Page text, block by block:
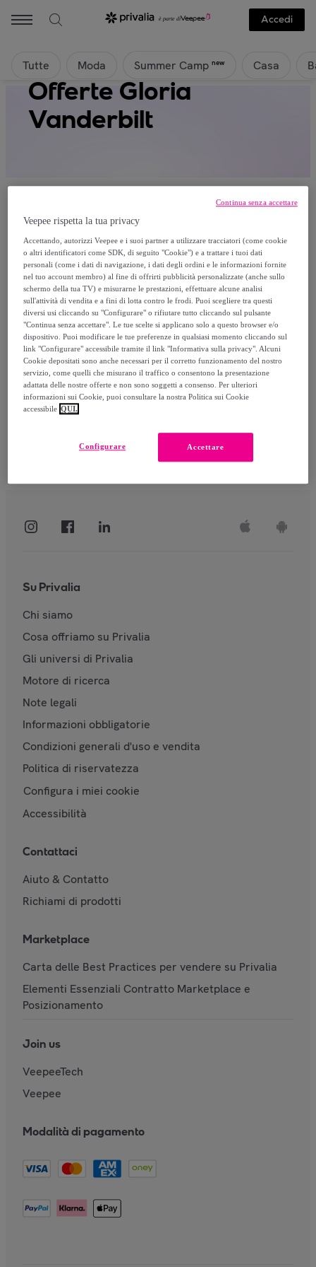
Accedi
Tutte Moda Summer Camp new Casa
Offerte Gloria
Vanderbilt
Attualmente non è disponibile alcun
prodotto.
Registrati e accedi a tutti i prodotti visibili ai nostri
membri.
Accedi
Su Privalia
Chi siamo
Cosa offriamo su Privalia
Gli universi di Privalia
Motore di ricerca
Note legali
Informazioni obbligatorie
Condizioni generali d'uso e vendita
Politica di riservatezza
Configura i miei cookie
Accessibilità
Contattaci
Aiuto & Contatto
Richiami di prodotti
Marketplace
Carta delle Best Practices per vendere su Privalia
Elementi Essenziali Contratto Marketplace e
Posizionamento
Join us
VeepeeTech
Veepee
Modalità di pagamento
Veepee rispetta la tua privacy
Accettando, autorizzi Veepee e i suoi partner a utilizzare tracciatori (come cookie
o altri identificatori come SDK, di seguito "Cookie") e a trattare i tuoi dati
personali (come i dati di navigazione, i dati degli ordini e le informazioni fornite
nel tuo account membro) al fine di offrirti pubblicità personalizzate (anche sullo
schermo della tua TV) e misurarne le prestazioni, effettuare alcune analisi
sull'attività di vendita e a fini di lotta contro le frodi. Puoi scegliere tra questi
diversi usi cliccando su "Configurare" o rifiutare tutto cliccando sul pulsante
"Continua senza accettare". Le tue scelte si applicano solo a questo browser e/o
dispositivo. Puoi modificare le tue preferenze in qualsiasi momento cliccando sul
link "Configurare" accessibile tramite il link "Informativa sulla privacy". Alcuni
Cookie depositati sono anche necessari per il corretto funzionamento del nostro
servizio, come quelli che misurano il traffico o consentono la presentazione
adattata delle nostre offerte e non sono soggetti a consenso. Per ulteriori
informazioni sui Cookie, puoi consultare la nostra Politica sui Cookie
accessibile QUI.
Accettare
Configurare
Continua senza accettare